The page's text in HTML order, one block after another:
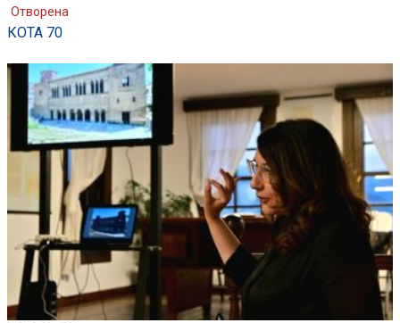
Отворена
КОТА 70